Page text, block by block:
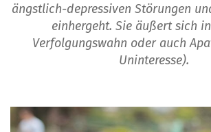
ängstlich-depressiven Störungen
einhergeht. Sie äußert sich
Verfolgungswahn oder auch
Uninteresse).